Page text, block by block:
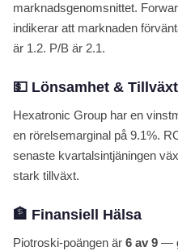
marknadsgenomsnittet.
indikerar att marknaden
är 1.2. P/B är 2.1.
💵 Lönsamhet & Tillväxt
Hexatronic Group har en
en rörelsemarginal på 9.1%.
senaste kvartalsintjäningen
stark tillväxt.
🏦 Finansiell Hälsa
Piotroski-poängen är 6 av 9 —